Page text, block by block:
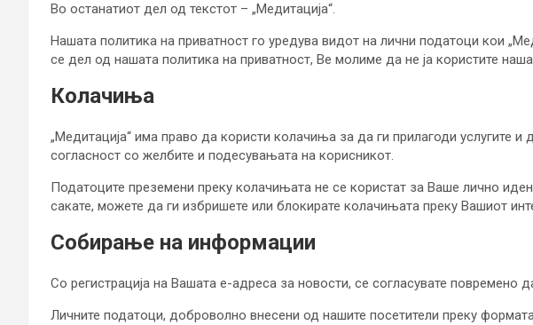
Во останатиот дел од текстот – „Медитација“.
Нашата политика на приватност го уредува видот на лични податоци кои
се дел од нашата политика на приватност, Ве молиме да не ја користите
Колачиња
„Медитација“ има право да користи колачиња за да ги прилагоди
согласност со желбите и подесувањата на корисникот.
Податоците преземени преку колачињата не се користат за Ваше лично
сакате, можете да ги избришете или блокирате колачињата преку Вашиот
Собирање на информации
Со регистрација на Вашата е-адреса за новости, се согласувате повремено
Личните податоци, доброволно внесени од нашите посетители преку